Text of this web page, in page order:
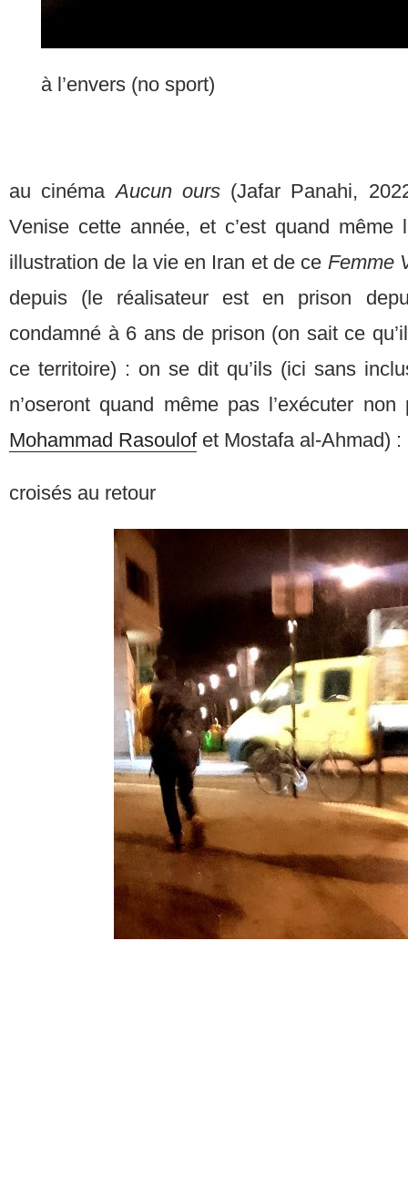
à l’envers (no sport)
au cinémaAucun ours (Jafar Panahi,
Venise cette année, et c’est quand même
illustration de la vie en Iran et de ce Femme
depuis (le réalisateur est en prison
condamné à 6 ans de prison (on sait ce
ce territoire) : on se dit qu’ils (ici sans
n’oseront quand même pas l’exécuter
Mohammad Rasoulofet Mostafa al-Ahmad) :
croisés au retour